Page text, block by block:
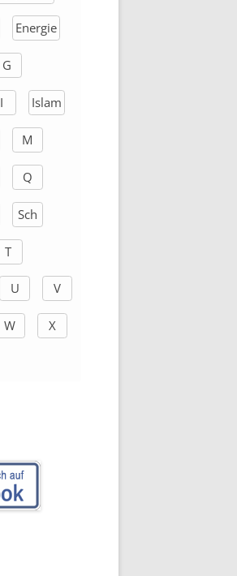
Energie
G
I Islam
M
Q
Sch
T
U V
W X